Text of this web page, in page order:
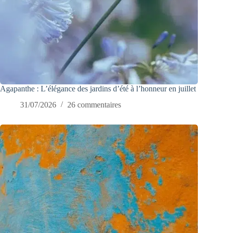
Agapanthe : L’élégance des jardins d’été à l’honneur en juillet
31/07/2026
26 commentaires